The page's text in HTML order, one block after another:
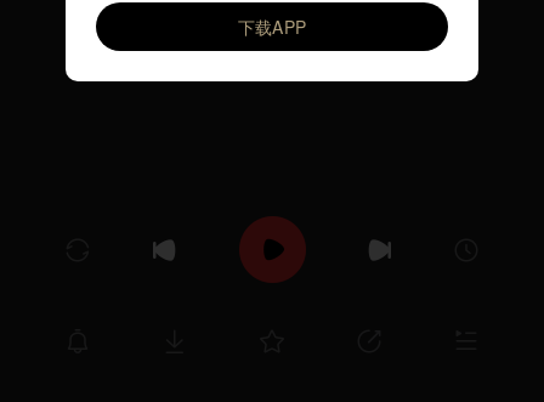
VIP ANGRA
下载APP